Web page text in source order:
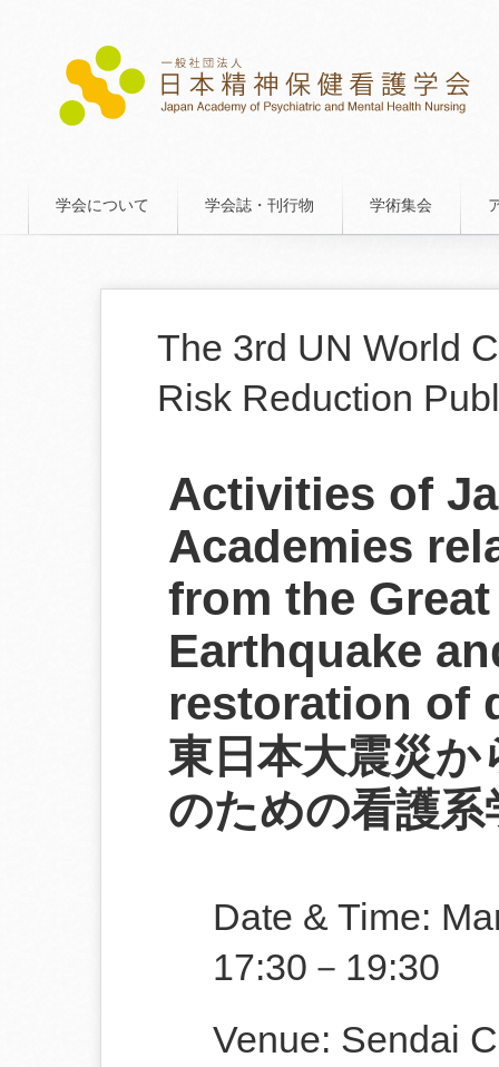
学会について 学会誌・刊行物 学術集会
The 3rd UN World
Risk Reduction
Activities of
Academies
from the
Earthquake
restoration of
東日本大震災
のための看護系
Date & Time:
17:30－19:30
Venue: Sendai